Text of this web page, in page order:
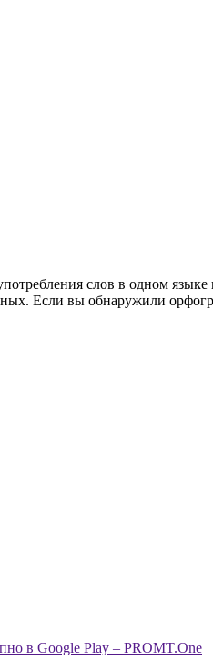
слов в одном
Если вы обнаружили